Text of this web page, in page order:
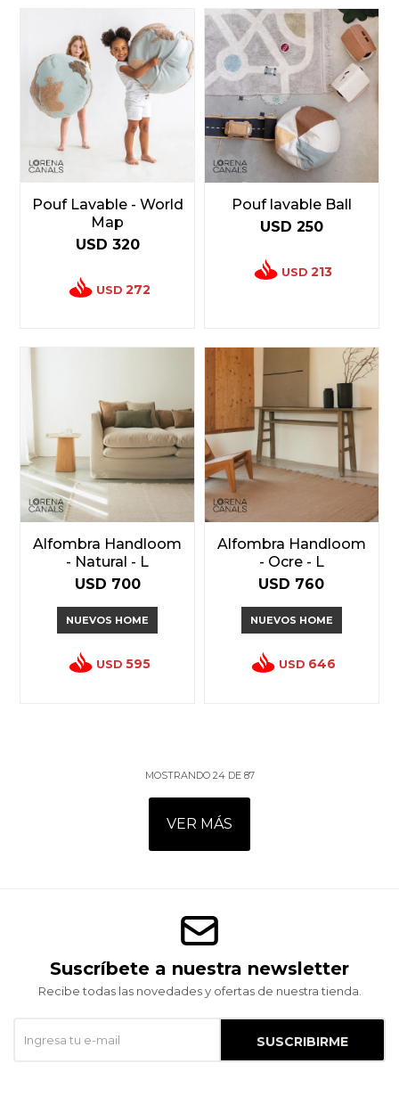
Pouf Lavable - World
Map
USD 320
USD 272
Pouf lavable Ball
USD 250
USD 213
Alfombra Handloom
- Natural - L
USD 700
NUEVOS HOME
USD 595
Alfombra Handloom
- Ocre - L
USD 760
NUEVOS HOME
USD 646
MOSTRANDO 24DE 87
VER MÁS
Suscríbete a nuestra newsletter
Recibe todas las novedades y ofertas de nuestra tienda.
SUSCRIBIRME